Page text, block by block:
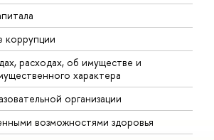
коррупции
расходах, об имуществе и
характера
организации
возможностями здоровья